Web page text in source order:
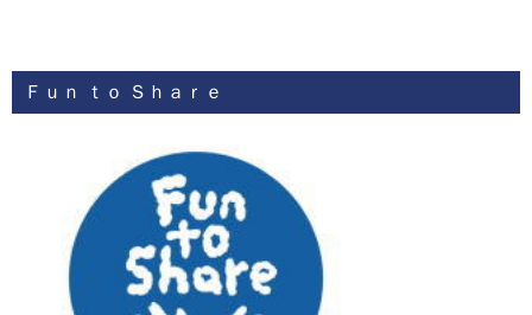
Ｆｕｎ ｔｏ Ｓｈａｒｅ